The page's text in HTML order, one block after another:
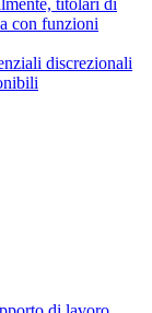
titolari di
con funzioni
discrezionali